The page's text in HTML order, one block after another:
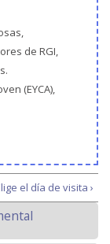
de RGI,
(EYCA),
el día de visita ›